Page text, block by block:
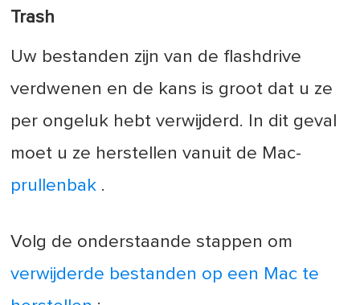
Trash
Uw bestanden zijn van de flashdrive
verdwenen en de kans is groot dat u ze
per ongeluk hebt verwijderd. In dit geval
moet u ze herstellen vanuit de Mac-
prullenbak .
Volg de onderstaande stappen om
verwijderde bestanden op een Mac te